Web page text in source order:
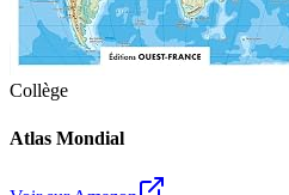
Collège
Atlas Mondial